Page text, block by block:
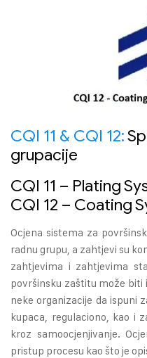
CQI 11 & CQI 12:
grupacije
CQI 11 – Plating
CQI 12 – Coating
Ocjena sistema za
radnu grupu, a zahtjevi su
zahtjevima i zahtjevima
površinsku zaštitu može biti
neke organizacije da ispuni
kupaca, regulaciono, kao i
kroz samoocjenjivanje.
pristup procesu kao što je